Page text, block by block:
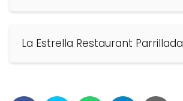
La Estrella Restaurant Parrillada